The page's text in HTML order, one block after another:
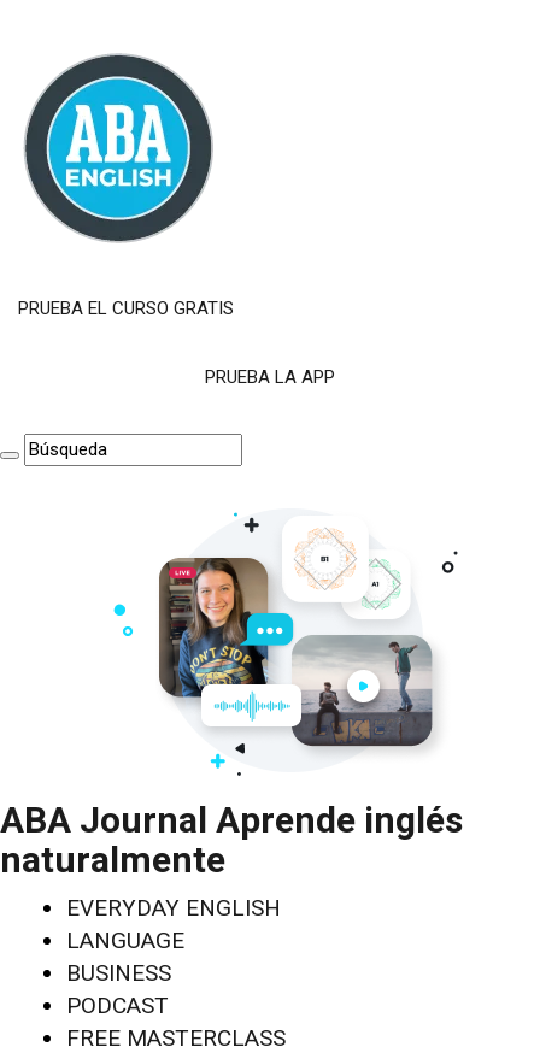
PRUEBA EL CURSO GRATIS
PRUEBA LA APP
ABA Journal Aprende inglés
naturalmente
EVERYDAY ENGLISH
LANGUAGE
BUSINESS
PODCAST
FREE MASTERCLASS